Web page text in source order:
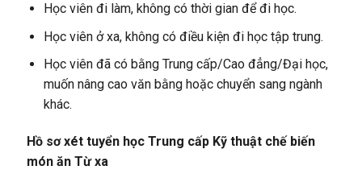
Học viên đi làm, không có thời gian để đi học.
Học viên ở xa, không có điều kiện đi học tập trung.
Học viên đã có bằng Trung cấp/Cao đẳng/Đại học,
muốn nâng cao văn bằng hoặc chuyển sang ngành
khác.
Hồ sơ xét tuyển học Trung cấp Kỹ thuật chế biến
món ăn Từ xa